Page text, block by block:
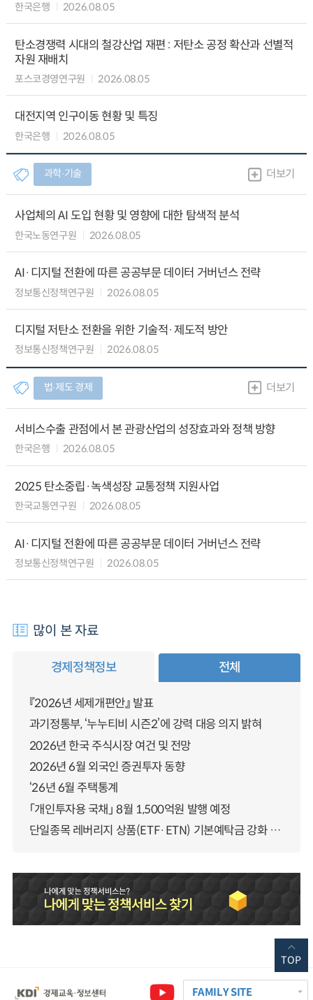
한국은행 2026.08.05
탄소경쟁력 시대의 철강산업 재편 : 저탄소 공정 확산과 선별적
자원 재배치
포스코경영연구원 2026.08.05
대전지역 인구이동 현황 및 특징
한국은행 2026.08.05
과학∙기술 더보기
사업체의 AI 도입 현황 및 영향에 대한 탐색적 분석
한국노동연구원 2026.08.05
AI·디지털 전환에 따른 공공부문 데이터 거버넌스 전략
정보통신정책연구원 2026.08.05
디지털 저탄소 전환을 위한 기술적·제도적 방안
정보통신정책연구원 2026.08.05
법∙제도 경제 더보기
서비스수출 관점에서 본 관광산업의 성장효과와 정책 방향
한국은행 2026.08.05
2025 탄소중립·녹색성장 교통정책 지원사업
한국교통연구원 2026.08.05
AI·디지털 전환에 따른 공공부문 데이터 거버넌스 전략
정보통신정책연구원 2026.08.05
많이 본 자료
경제정책정보 전체
『2026년 세제개편안』 발표
과기정통부, ‘누누티비 시즌2’에 강력 대응 의지 밝혀
2026년 한국 주식시장 여건 및 전망
2026년 6월 외국인 증권투자 동향
‘26년 6월 주택통계
「개인투자용 국채」 8월 1,500억원 발행 예정
단일종목 레버리지 상품(ETF·ETN) 기본예탁금 강화 조기시행 방안 안내
FAMILY SITE
TOP